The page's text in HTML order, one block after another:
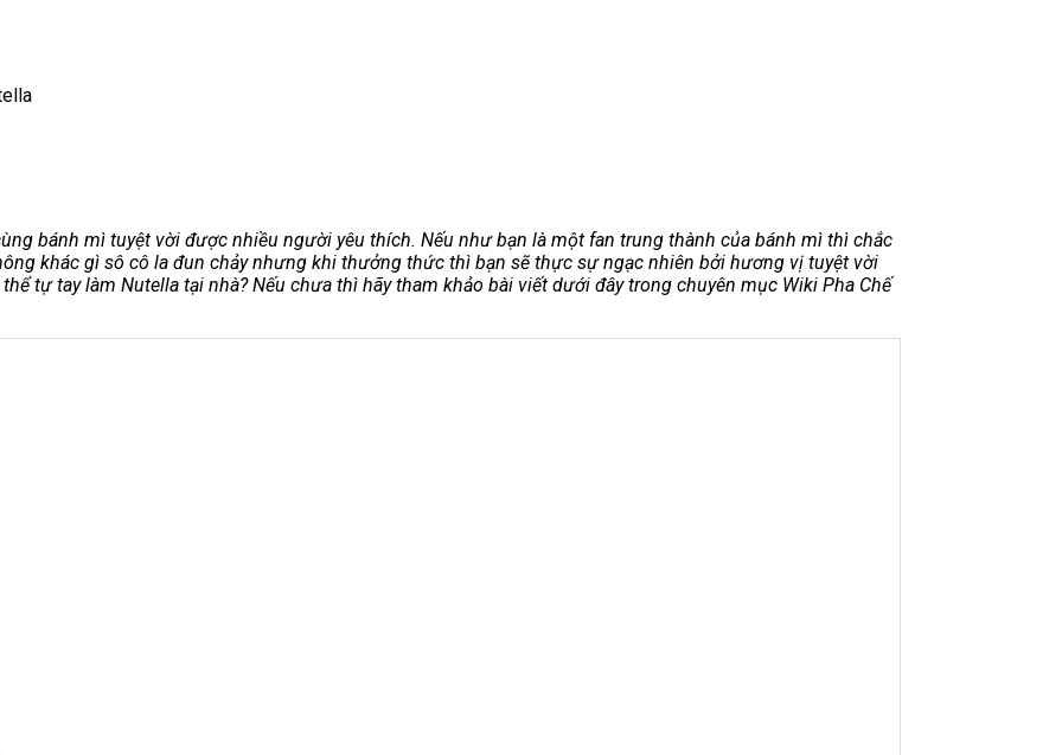
bánh mì tuyệt vời được nhiều người yêu thích. Nếu như bạn là một fan trung thành của bánh mì thì chắc
khác gì sô cô la đun chảy nhưng khi thưởng thức thì bạn sẽ thực sự ngạc nhiên bởi hương vị tuyệt vời
tự tay làm Nutella tại nhà? Nếu chưa thì hãy tham khảo bài viết dưới đây trong chuyên mục Wiki Pha Chế